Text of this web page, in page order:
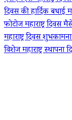
दिवस की हार्दिक बधाई
फोटोजमहाराष्ट्र दिवस
महाराष्ट्र दिवस
विशेजमहाराष्ट्र स्थापना